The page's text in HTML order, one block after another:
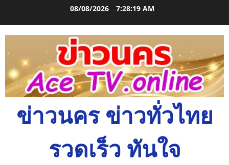
08/08/2026 7:28:21 AM
ข่าวนคร ข่าวทั่วไทย
รวดเร็ว ทันใจ